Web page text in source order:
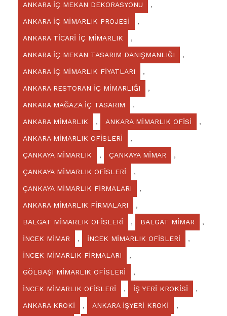
ANKARA İÇ MEKAN DEKORASYONU ,
ANKARA İÇ MİMARLIK PROJESİ ,
ANKARA TİCARİ İÇ MİMARLIK ,
ANKARA İÇ MEKAN TASARIM DANIŞMANLIĞI ,
ANKARA İÇ MİMARLIK FİYATLARI ,
ANKARA RESTORAN İÇ MİMARLIĞI ,
ANKARA MAĞAZA İÇ TASARIM .
ANKARA MİMARLIK , ANKARA MİMARLIK OFİSİ ,
ANKARA MİMARLIK OFİSLERİ ,
ÇANKAYA MİMARLIK , ÇANKAYA MİMAR ,
ÇANKAYA MİMARLIK OFİSLERİ ,
ÇANKAYA MİMARLIK FİRMALARI ,
ANKARA MİMARLIK FİRMALARI ,
BALGAT MİMARLIK OFİSLERİ , BALGAT MİMAR ,
İNCEK MİMAR , İNCEK MİMARLIK OFİSLERİ ,
İNCEK MİMARLIK FİRMALARI ,
GÖLBAŞI MİMARLIK OFİSLERİ ,
İNCEK MİMARLIK OFİSLERİ , İŞ YERİ KROKİSİ ,
ANKARA KROKİ , ANKARA İŞYERİ KROKİ ,